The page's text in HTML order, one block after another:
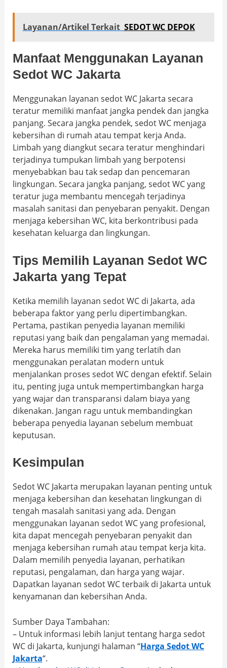
Layanan/Artikel Terkait SEDOT WC DEPOK
Manfaat Menggunakan Layanan
Sedot WC Jakarta
Menggunakan layanan sedot WC Jakarta secara
teratur memiliki manfaat jangka pendek dan jangka
panjang. Secara jangka pendek, sedot WC menjaga
kebersihan di rumah atau tempat kerja Anda.
Limbah yang diangkut secara teratur menghindari
terjadinya tumpukan limbah yang berpotensi
menyebabkan bau tak sedap dan pencemaran
lingkungan. Secara jangka panjang, sedot WC yang
teratur juga membantu mencegah terjadinya
masalah sanitasi dan penyebaran penyakit. Dengan
menjaga kebersihan WC, kita berkontribusi pada
kesehatan keluarga dan lingkungan.
Tips Memilih Layanan Sedot WC
Jakarta yang Tepat
Ketika memilih layanan sedot WC di Jakarta, ada
beberapa faktor yang perlu dipertimbangkan.
Pertama, pastikan penyedia layanan memiliki
reputasi yang baik dan pengalaman yang memadai.
Mereka harus memiliki tim yang terlatih dan
menggunakan peralatan modern untuk
menjalankan proses sedot WC dengan efektif. Selain
itu, penting juga untuk mempertimbangkan harga
yang wajar dan transparansi dalam biaya yang
dikenakan. Jangan ragu untuk membandingkan
beberapa penyedia layanan sebelum membuat
keputusan.
Kesimpulan
Sedot WC Jakarta merupakan layanan penting untuk
menjaga kebersihan dan kesehatan lingkungan di
tengah masalah sanitasi yang ada. Dengan
menggunakan layanan sedot WC yang profesional,
kita dapat mencegah penyebaran penyakit dan
menjaga kebersihan rumah atau tempat kerja kita.
Dalam memilih penyedia layanan, perhatikan
reputasi, pengalaman, dan harga yang wajar.
Dapatkan layanan sedot WC terbaik di Jakarta untuk
kenyamanan dan kebersihan Anda.
Sumber Daya Tambahan:
– Untuk informasi lebih lanjut tentang harga sedot
WC di Jakarta, kunjungi halaman “Harga Sedot WC
Jakarta“.